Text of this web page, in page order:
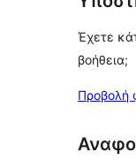
Έχετε
βοήθεια;
Προβολή